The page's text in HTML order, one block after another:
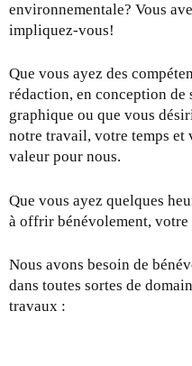
h
e
environnementale? Vous
impliquez-vous!
Que vous ayez des
rédaction, en conception de
graphique ou que vous
notre travail, votre temps et
valeur pour nous.
Que vous ayez quelques
à offrir bénévolement, votre
Nous avons besoin de
dans toutes sortes de
travaux :